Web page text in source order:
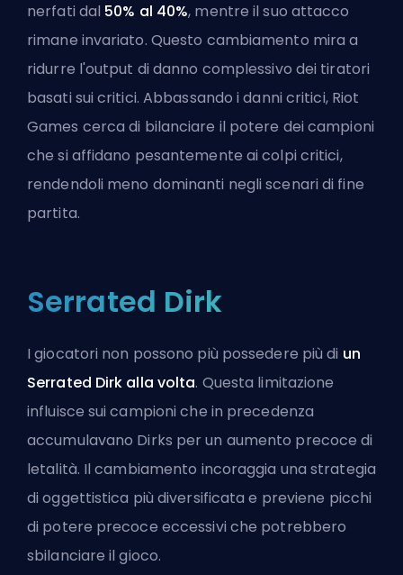
nerfati dal 50% al 40%, mentre il suo attacco
rimane invariato. Questo cambiamento mira a
ridurre l'output di danno complessivo dei tiratori
basati sui critici. Abbassando i danni critici, Riot
Games cerca di bilanciare il potere dei campioni
che si affidano pesantemente ai colpi critici,
rendendoli meno dominanti negli scenari di fine
partita.
Serrated Dirk
I giocatori non possono più possedere più di un
Serrated Dirk alla volta. Questa limitazione
influisce sui campioni che in precedenza
accumulavano Dirks per un aumento precoce di
letalità. Il cambiamento incoraggia una strategia
di oggettistica più diversificata e previene picchi
di potere precoce eccessivi che potrebbero
sbilanciare il gioco.